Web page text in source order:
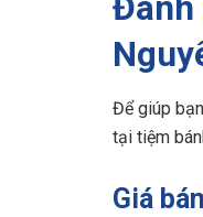
Để giúp
tại tiệm
Giá